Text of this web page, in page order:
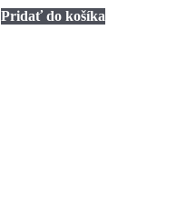
bola:
7,50 €.
je:
4,50 €.
Pridať do košíka